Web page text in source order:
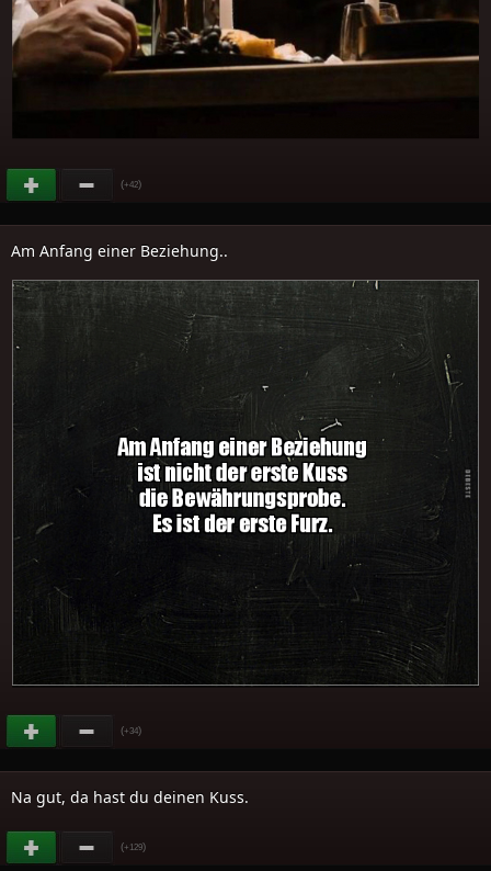
(+42)
Am Anfang einer Beziehung..
(+34)
Na gut, da hast du deinen Kuss.
(+129)